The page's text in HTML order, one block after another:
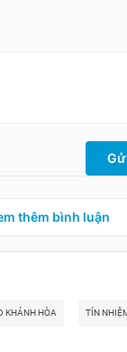
thêm bình luận
KHÁNH HÒA TÍN